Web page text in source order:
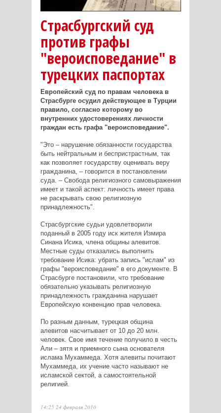
Страсбургский суд
против графы
"вероисповедание" в
турецких паспортах
Европейский суд по правам человека в
Страсбурге осудил действующее в Турции
правило, согласно которому во
внутренних удостоверениях личности
граждан есть графа "вероисповедание".
"Это – нарушение обязанности государства
быть нейтральным и беспристрастным, так
как позволяет государству оценивать веру
гражданина, – говорится в постановлении
суда. – Свобода религиозного самовыражения
имеет и такой аспект: личность имеет права
не раскрывать свою религиозную
принадлежность".
Страсбургские судьи удовлетворили
поданный в 2005 году иск жителя Измира
Синана Исика, члена общины алевитов.
Местные суды отказались выполнить
требование Исика: убрать запись "ислам" из
графы "вероисповедание" в его документе. В
Страсбурге постановили, что требование
обязательно указывать религиозную
принадлежность гражданина нарушает
Европейскую конвенцию прав человека.
По разным данным, турецкая община
алевитов насчитывает от 10 до 20 млн.
человек. Свое имя течение получило в честь
Али – зятя и приемного сына основателя
ислама Мухаммеда. Хотя алевиты почитают
Мухаммеда, их учение часто называют не
исламской сектой, а самостоятельной
религией.
14:25 24 февраля 2010